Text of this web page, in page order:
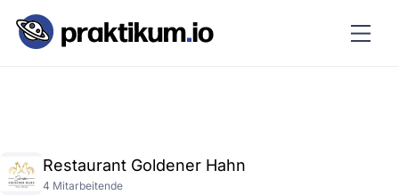
Restaurant Goldener Hahn
4 Mitarbeitende